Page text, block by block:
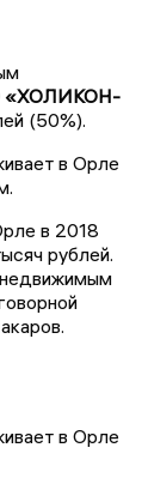
(50%).
в Орле
в 2018
рублей.
недвижимым
в Орле